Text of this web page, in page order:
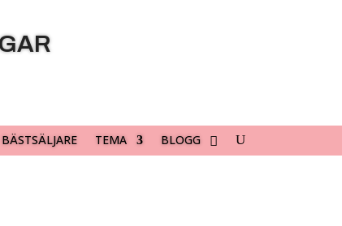
BÄSTSÄLJARE TEMA BLOGG